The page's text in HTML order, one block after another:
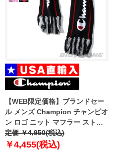
【WEB限定価格】ブランドセー
ル メンズ Champion チャンピオ
ン ロゴ ニット マフラー ストー
ル USA直輸入 h0723a
定価 ￥4,950(税込)
￥4,455(税込)